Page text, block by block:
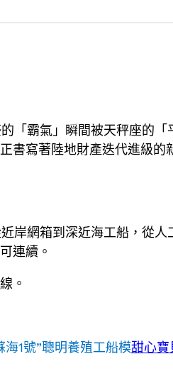
「霸氣」瞬間被天秤座的
書寫著陸地財產迭代進級
岸網箱到深近海工船，從
連續。
。
海1號”聰明養殖工船模甜心寶